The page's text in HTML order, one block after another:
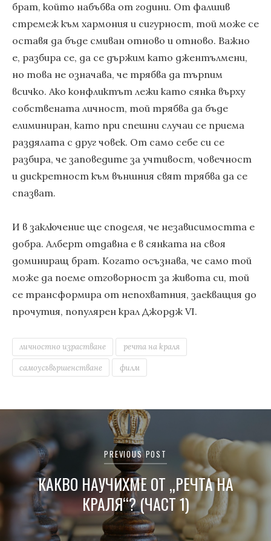
брат, който набъбва от години. От фалшив
стремеж към хармония и сигурност, той може се
оставя да бъде смиван отново и отново. Важно
е, разбира се, да се държим като джентълмени,
но това не означава, че трябва да търпим
всичко. Ако конфликтът лежи като сянка върху
собствената личност, той трябва да бъде
елиминиран, като при спешни случаи се приема
раздялата с друг човек. От само себе си се
разбира, че заповедите за учтивост, човечност
и дискретност към външния свят трябва да се
спазват.
И в заключение ще споделя, че независимостта е
добра. Алберт отдавна е в сянката на своя
доминиращ брат. Когато осъзнава, че само той
може да поеме отговорност за живота си, той
се трансформира от непохватния, заекващия до
прочутия, популярен крал Джордж VI.
личностно израстване речта на краля
самоусъвършенстване филм
Навигация
PREVIOUS POST
КАКВО НАУЧИХМЕ ОТ „РЕЧТА НА
КРАЛЯ“? (ЧАСТ 1)